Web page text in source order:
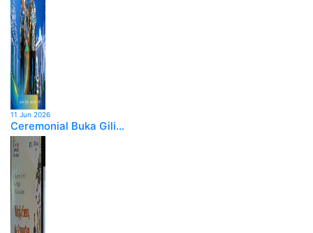
11 Jun 2026
Ceremonial Buka Gili...